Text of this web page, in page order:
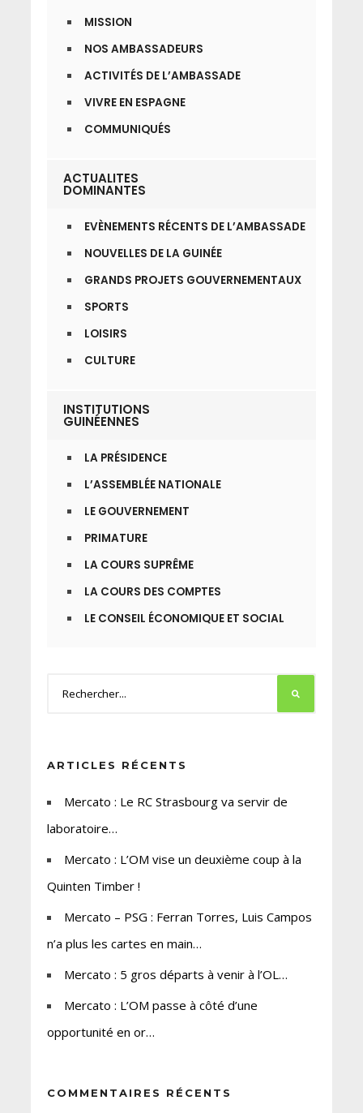
MISSION
NOS AMBASSADEURS
ACTIVITÉS DE L’AMBASSADE
VIVRE EN ESPAGNE
COMMUNIQUÉS
ACTUALITES
DOMINANTES
EVÈNEMENTS RÉCENTS DE L’AMBASSADE
NOUVELLES DE LA GUINÉE
GRANDS PROJETS GOUVERNEMENTAUX
SPORTS
LOISIRS
CULTURE
INSTITUTIONS
GUINÉENNES
LA PRÉSIDENCE
L’ASSEMBLÉE NATIONALE
LE GOUVERNEMENT
PRIMATURE
LA COURS SUPRÊME
LA COURS DES COMPTES
LE CONSEIL ÉCONOMIQUE ET SOCIAL
ARTICLES RÉCENTS
Mercato : Le RC Strasbourg va servir de
laboratoire…
Mercato : L’OM vise un deuxième coup à la
Quinten Timber !
Mercato – PSG : Ferran Torres, Luis Campos
n’a plus les cartes en main…
Mercato : 5 gros départs à venir à l’OL…
Mercato : L’OM passe à côté d’une
opportunité en or…
COMMENTAIRES RÉCENTS